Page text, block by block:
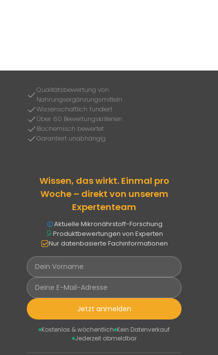
Qualitätsbewertung von
Nahrungsergänzungsmitteln
Wissenschaftlich fundiert
Über 60 Bewertungskriterien
Biochemisch bewertet
Garantiert unabhängig
Wissen, das wirkt. Einmal pro
Woche – direkt von unserem
Expertenteam
Aktuelle Mikronährstoff-Forschung
Produktbewertungen von Experten
Nur datenbasierte Fachinformationen
Jetzt anmelden
Kostenlos & wöchentlich Kein Datenverkauf
Jederzeit abmeldbar